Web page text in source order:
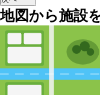
地図から施設